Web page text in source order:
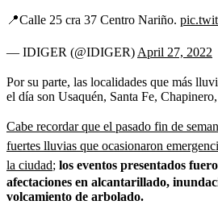
📍Calle 25 cra 37 Centro Nariño.
— IDIGER (@IDIGER) April 27, 2022
Por su parte, las localidades que más
el día son Usaquén, Santa Fe,
Cabe recordar que el pasado fin de
fuertes lluvias que ocasionaron
la ciudad; los eventos presentados
afectaciones en alcantarillado,
volcamiento de arbolado.